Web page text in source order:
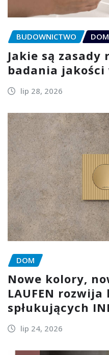
BUDOWNICTWO DOM
Jakie są zasady
badania jakości
lip 28, 2026
DOM
Nowe kolory,
LAUFEN
spłukujących
lip 24, 2026